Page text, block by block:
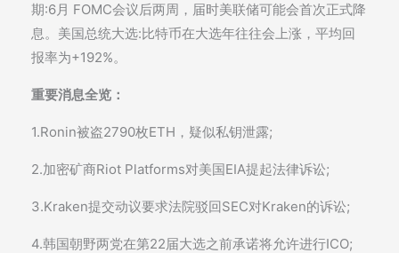
期:6月 FOMC会议后两周，届时美联储可能会首次正式降
息。美国总统大选:比特币在大选年往往会上涨，平均回
报率为+192%。
重要消息全览：
1.Ronin被盗2790枚ETH，疑似私钥泄露;
2.加密矿商Riot Platforms对美国EIA提起法律诉讼;
3.Kraken提交动议要求法院驳回SEC对Kraken的诉讼;
4.韩国朝野两党在第22届大选之前承诺将允许进行ICO;